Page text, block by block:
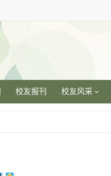
校友报刊 校友风采